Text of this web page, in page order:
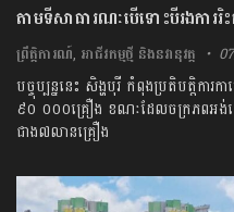
តាមទីសាធារណៈបើទោះបីរងការ
ព្រឹត្តិការណ៍, អាជីវកម្មថ្មី និងនវានុវត្ត
បច្ចុប្បន្ននេះ សិង្ហបុរី កំពុងប្រតិបត្តិកា
៩០ ០០០គ្រឿង ខណៈដែលចក្រភពអង់គ្ល
ជាង៧លានគ្រឿង